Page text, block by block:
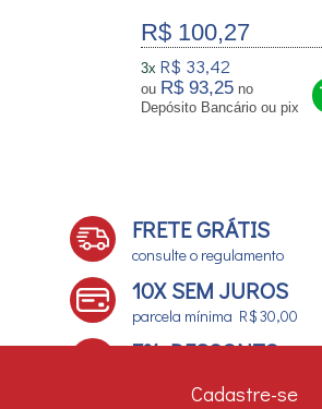
R$ 100,27
3x R$ 33,42
ou R$ 93,25 no
Depósito Bancário ou pix
FRETE GRÁTIS
consulte o regulamento
10X SEM JUROS
parcela mínima R$ 30,00
7% DESCONTO
Cadastre-se